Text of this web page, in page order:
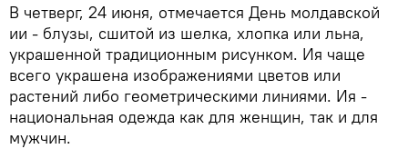
В четверг, 24 июня, отмечается День молдавской
ии - блузы, сшитой из шелка, хлопка или льна,
украшенной традиционным рисунком. Ия чаще
всего украшена изображениями цветов или
растений либо геометрическими линиями. Ия -
национальная одежда как для женщин, так и для
мужчин.